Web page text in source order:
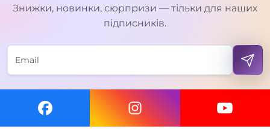
Знижки, новинки, сюрпризи — тільки для наших
підписників.